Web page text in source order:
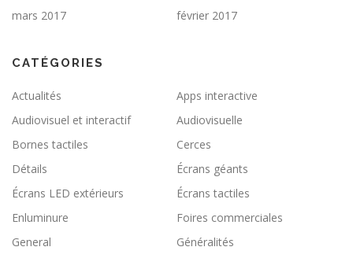
mars 2017
février 2017
CATÉGORIES
Actualités
Apps interactive
Audiovisuel et interactif
Audiovisuelle
Bornes tactiles
Cerces
Détails
Écrans géants
Écrans LED extérieurs
Écrans tactiles
Enluminure
Foires commerciales
General
Généralités